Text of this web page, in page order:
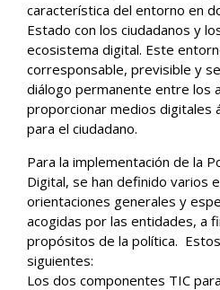
característica del entorno en
Estado con los ciudadanos y
ecosistema digital. Este
corresponsable, previsible y
diálogo permanente entre los
proporcionar medios digitales
para el ciudadano.
Para la implementación de la
Digital, se han definido varios
orientaciones generales y
acogidas por las entidades, a
propósitos de la política.
siguientes:
Los dos componentes TIC